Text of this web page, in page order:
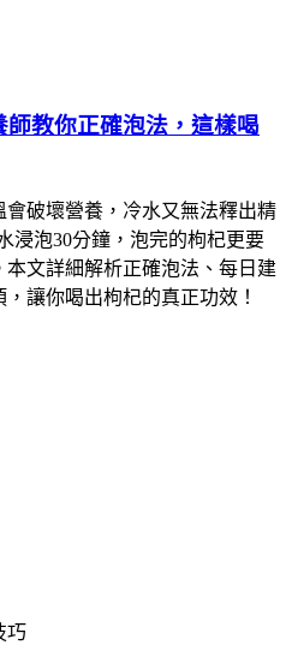
教你正確泡法，這樣喝
破壞營養，冷水又無法釋出精
浸泡30分鐘，泡完的枸杞更要
文詳細解析正確泡法、每日建
讓你喝出枸杞的真正功效！
巧